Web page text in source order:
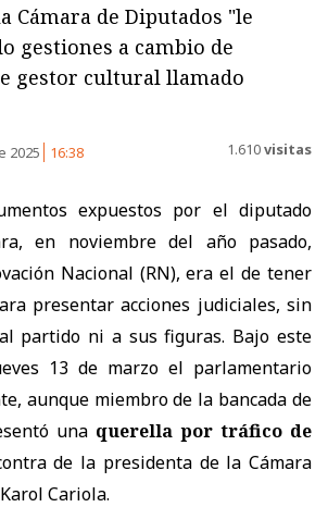
Cámara de Diputados "le
gestiones a cambio de
gestor cultural llamado
2025 16:38 1.610visitas
expuestos por el diputado
en noviembre del año pasado,
Nacional (RN), era el de tener
presentar acciones judiciales, sin
partido ni a sus figuras. Bajo este
13 de marzo el parlamentario
aunque miembro de la bancada de
una querella por tráfico de
de la presidenta de la Cámara
Cariola.